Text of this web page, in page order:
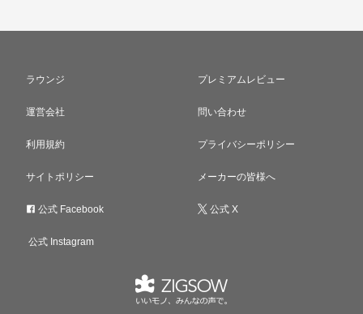
ラウンジ プレミアムレビュー
運営会社 問い合わせ
利用規約 プライバシーポリシー
サイトポリシー メーカーの皆様へ
公式 Facebook 公式 X
公式 Instagram